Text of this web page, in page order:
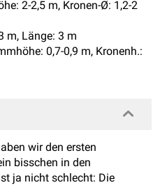
2-2,5 m, Kronen-Ø: 1,2-2
m, Länge: 3 m
0,7-0,9 m, Kronenh.:
wir den ersten
bisschen in den
ja nicht schlecht: Die